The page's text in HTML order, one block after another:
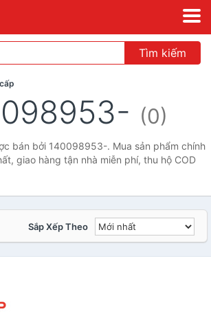
Tìm kiếm
(0)
bán bởi 140098953-. Mua sản phẩm chính
giao hàng tận nhà miễn phí, thu hộ COD
Sắp Xếp Theo